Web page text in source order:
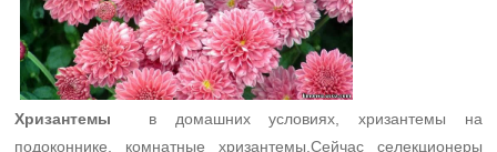
Хризантемы в домашних условиях, хризантемы на
подоконнике, комнатные хризантемы.Сейчас селекционеры